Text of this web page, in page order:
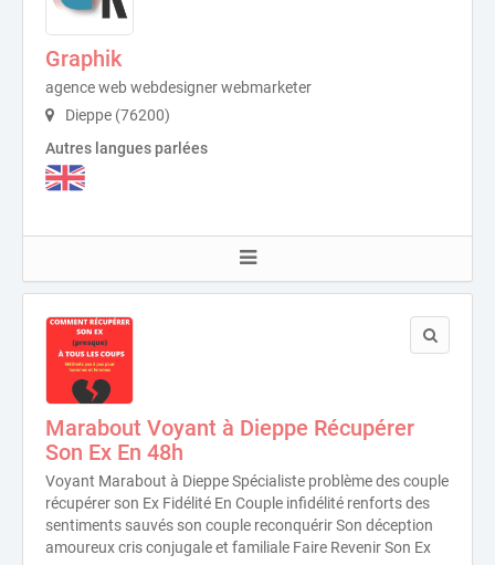
Graphik
agence web webdesigner webmarketer
Dieppe (76200)
Autres langues parlées
Marabout Voyant à Dieppe Récupérer
Son Ex En 48h
Voyant Marabout à Dieppe Spécialiste problème des couple
récupérer son Ex Fidélité En Couple infidélité renforts des
sentiments sauvés son couple reconquérir Son déception
amoureux cris conjugale et familiale Faire Revenir Son Ex